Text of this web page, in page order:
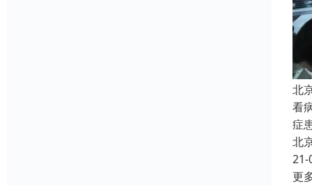
北
看
症
北
21-
更